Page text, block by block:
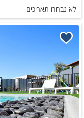
לא נבחרו תאריכים